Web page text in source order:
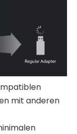
mit anderen